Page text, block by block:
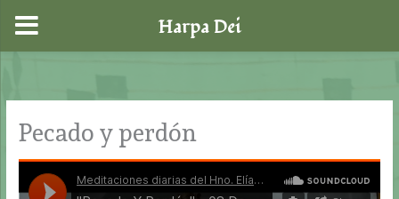
contenido
Pecado y perdón
Harpa Dei